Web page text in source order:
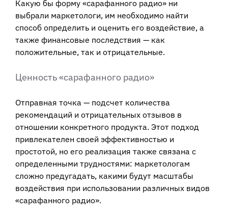
Какую бы форму «сарафанного радио» ни
выбрали маркетологи, им необходимо найти
способ определить и оценить его воздействие, а
также финансовые последствия — как
положительные, так и отрицательные.
Ценность «сарафанного радио»
Отправная точка — подсчет количества
рекомендаций и отрицательных отзывов в
отношении конкретного продукта. Этот подход
привлекателен своей эффективностью и
простотой, но его реализация также связана с
определенными трудностями: маркетологам
сложно предугадать, какими будут масштабы
воздействия при использовании различных видов
«сарафанного радио».